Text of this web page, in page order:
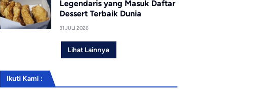
Legendaris yang Masuk Daftar
Dessert Terbaik Dunia
31 JULI 2026
Lihat Lainnya
Ikuti Kami :